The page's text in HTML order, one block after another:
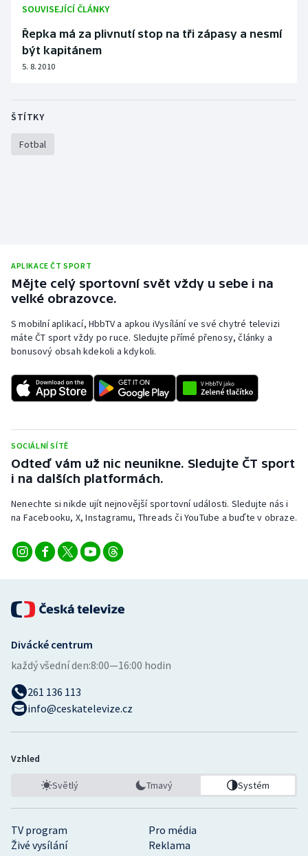
Veslování
Vodní slalom
SOUVISEJÍCÍ ČLÁNKY
Řepka má za plivnutí stop na tři zápasy a nesmí
být kapitánem
5. 8. 2010
ŠTÍTKY
Fotbal
APLIKACE ČT SPORT
Mějte celý sportovní svět vždy u sebe i na
velké obrazovce.
S mobilní aplikací, HbbTV a apkou iVysílání ve své chytré televizi
máte ČT sport vždy po ruce. Sledujte přímé přenosy, články a
bonusový obsah kdekoli a kdykoli.
SOCIÁLNÍ SÍTĚ
Odteď vám už nic neunikne. Sledujte ČT sport
i na dalších platformách.
Nenechte si nikde ujít nejnovější sportovní události. Sledujte nás i
na Facebooku, X, Instagramu, Threads či YouTube a buďte v obraze.
TV program
Pro média
Živé vysílání
Reklama
Divácké centrum
každý všední den:8:00—16:00 hodin
261 136 113
info@ceskatelevize.cz
Vzhled
Světlý Tmavý Systém